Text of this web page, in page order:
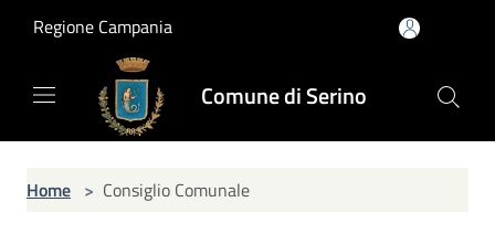
Regione Campania
Comune di Serino
Home > Consiglio Comunale